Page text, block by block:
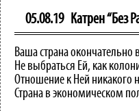
05.08.19 Катрен “Без
Ваша страна окончательно
Не выбраться Ей, как
Отношение к Ней никакого
Страна в экономическом